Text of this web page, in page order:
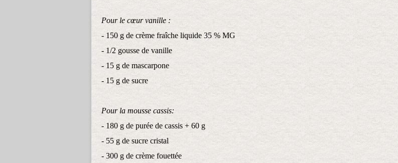
Pour le cœur vanille :
- 150 g de crème fraîche liquide 35 % MG
- 1/2 gousse de vanille
- 15 g de mascarpone
- 15 g de sucre
Pour la mousse cassis:
- 180 g de purée de cassis + 60 g
- 55 g de sucre cristal
- 300 g de crème fouettée